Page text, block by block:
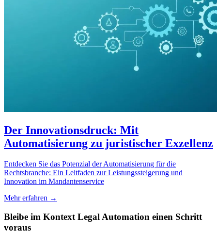
Der Innovationsdruck: Mit
Automatisierung zu juristischer Exzellenz
Entdecken Sie das Potenzial der Automatisierung für die
Rechtsbranche: Ein Leitfaden zur Leistungssteigerung und
Innovation im Mandantenservice
Mehr erfahren →
Bleibe im Kontext Legal Automation einen Schritt
voraus